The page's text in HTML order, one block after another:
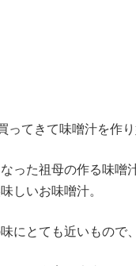
てきて味噌汁を作り
った祖母の作る味噌
しいお味噌汁。
にとても近いもので